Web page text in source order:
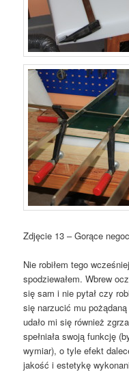
Zdjęcie 13 – Gorące
Nie robiłem tego
spodziewałem. Wbrew
się sam i nie pytał czy
się narzucić mu
udało mi się również
spełniała swoją funkcję
wymiar), o tyle efekt
jakość i estetykę